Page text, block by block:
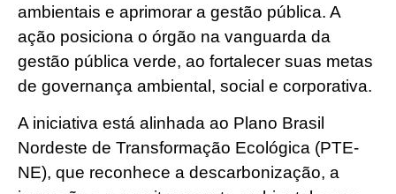
ambientais e aprimorar a gestão pública. A
ação posiciona o órgão na vanguarda da
gestão pública verde, ao fortalecer suas metas
de governança ambiental, social e corporativa.
A iniciativa está alinhada ao Plano Brasil
Nordeste de Transformação Ecológica (PTE-
NE), que reconhece a descarbonização, a